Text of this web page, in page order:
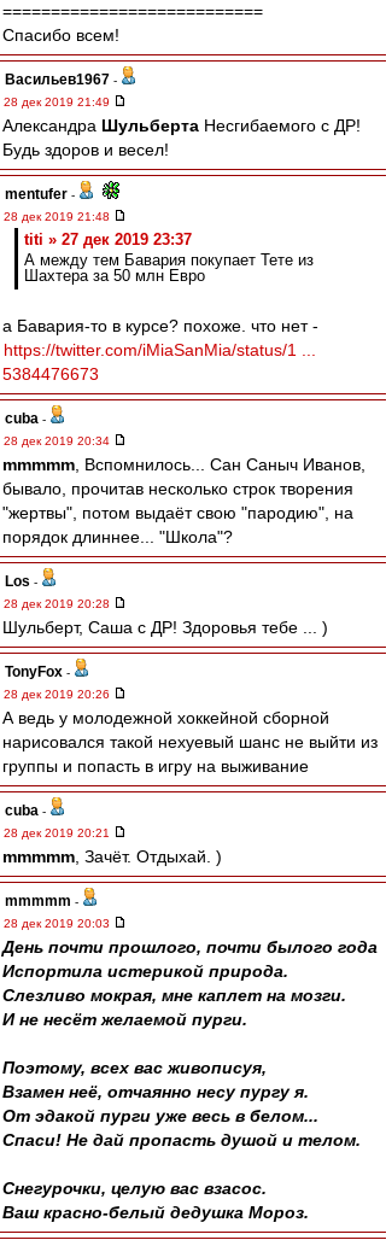
===========================
Спасибо всем!
Васильев1967 -
28 дек 2019 21:49
Александра Шульберта Несгибаемого с ДР!
Будь здоров и весел!
mentufer -
28 дек 2019 21:48
titi » 27 дек 2019 23:37
А между тем Бавария покупает Тете из
Шахтера за 50 млн Евро
а Бавария-то в курсе? похоже. что нет -
https://twitter.com/iMiaSanMia/status/1 ...
5384476673
cuba -
28 дек 2019 20:34
mmmmm , Вспомнилось... Сан Саныч Иванов,
бывало, прочитав несколько строк творения
"жертвы", потом выдаёт свою "пародию", на
порядок длиннее... "Школа"?
Los -
28 дек 2019 20:28
Шульберт, Саша с ДР! Здоровья тебе ... )
TonyFox -
28 дек 2019 20:26
А ведь у молодежной хоккейной сборной
нарисовался такой нехуевый шанс не выйти из
группы и попасть в игру на выживание
cuba -
28 дек 2019 20:21
mmmmm , Зачёт. Отдыхай. )
mmmmm -
28 дек 2019 20:03
День почти прошлого, почти былого года
Испортила истерикой природа.
Слезливо мокрая, мне каплет на мозги.
И не несёт желаемой пурги.
Поэтому, всех вас живописуя,
Взамен неё, отчаянно несу пургу я.
От эдакой пурги уже весь в белом...
Спаси! Не дай пропасть душой и телом.
Снегурочки, целую вас взасос.
Ваш красно-белый дедушка Мороз.